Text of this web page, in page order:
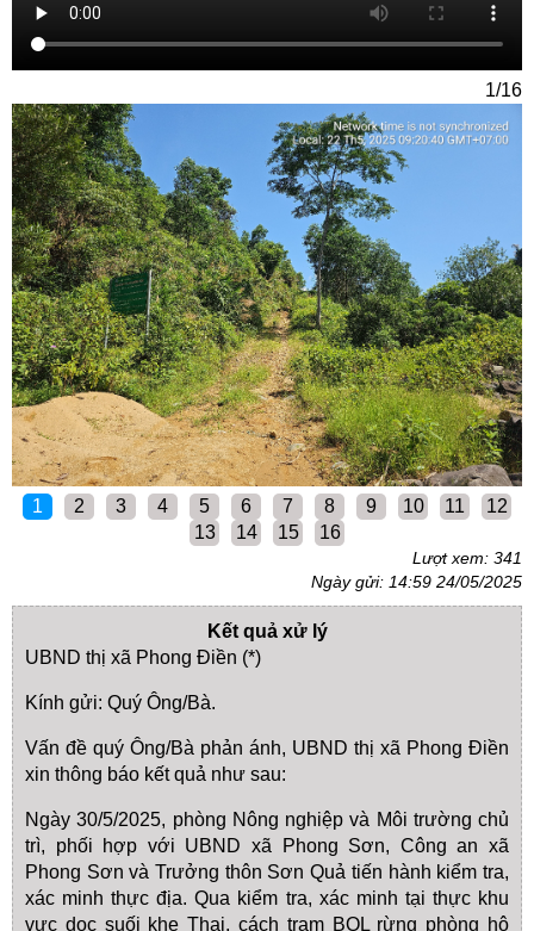
1/16
1 2 3 4 5 6 7 8 9 10 11
12
13
14 15 16
Lượt xem: 341
Ngày gửi: 14:59 24/05/2025
Kết quả xử lý
UBND thị xã Phong Điền (*)
Kính gửi: Quý Ông/Bà.
Vấn đề quý Ông/Bà phản ánh, UBND thị xã Phong Điền
xin thông báo kết quả như sau:
Ngày 30/5/2025, phòng Nông nghiệp và Môi trường chủ
trì, phối hợp với UBND xã Phong Sơn, Công an xã
Phong Sơn và Trưởng thôn Sơn Quả tiến hành kiểm tra,
xác minh thực địa. Qua kiểm tra, xác minh tại thực khu
vực dọc suối khe Thai, cách trạm BQL rừng phòng hộ